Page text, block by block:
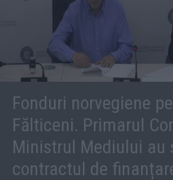
Fonduri norvegiene
Fălticeni. Primarul
Ministrul Mediului au
contractul de